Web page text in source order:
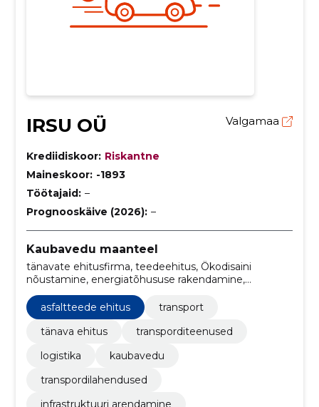
IRSU OÜ Valgamaa
Krediidiskoor: Riskantne
Maineskoor: -1893
Töötajaid: –
Prognooskäive (2026): –
Kaubavedu maanteel
tänavate ehitusfirma, teedeehitus, Ökodisaini
nõustamine, energiatõhususe rakendamine,
tänavate ehitus, linnaplaneerimine, jäätmete
käitlemine, transporditööstus
asfaltteede ehitus
transport
tänava ehitus
transporditeenused
logistika
kaubavedu
transpordilahendused
infrastruktuuri arendamine